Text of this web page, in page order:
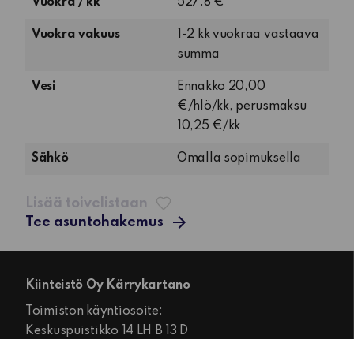
tupakeittiö
ja
Vuokra / kk 527.8 €
Vuokra vakuus
1-2 kk vuokraa vastaava
summa
Vesi
Ennakko 20,00
€/hlö/kk, perusmaksu
10,25 €/kk
Sähkö Omalla sopimuksella
Lisää toivelistaan
Tee asuntohakemus
Kiinteistö Oy Kärrykartano
Toimiston käyntiosoite:
Keskuspuistikko 14 LH B 13 D